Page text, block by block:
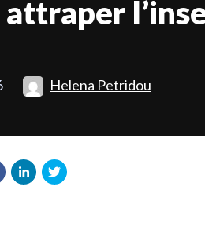
attraper
Helena Petridou